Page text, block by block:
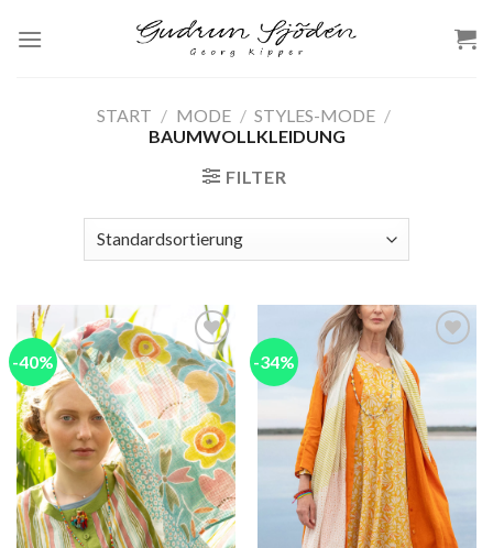
START / MODE / STYLES-MODE /
BAUMWOLLKLEIDUNG
FILTER
-40%
Add to
wishlist
-34%
wishlist